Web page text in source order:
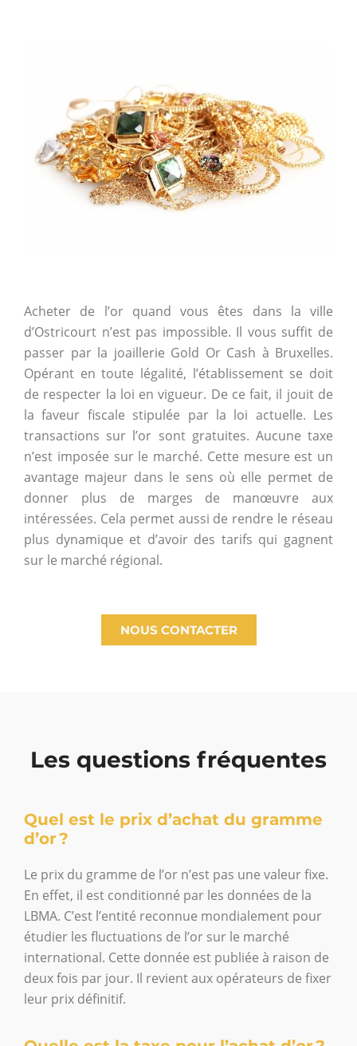
Acheter de l’or quand vous êtes dans la ville
d’Ostricourt n’est pas impossible. Il vous suffit de
passer par la joaillerie Gold Or Cash à Bruxelles.
Opérant en toute légalité, l’établissement se doit
de respecter la loi en vigueur. De ce fait, il jouit de
la faveur fiscale stipulée par la loi actuelle. Les
transactions sur l’or sont gratuites. Aucune taxe
n’est imposée sur le marché. Cette mesure est un
avantage majeur dans le sens où elle permet de
donner plus de marges de manœuvre aux
intéressées. Cela permet aussi de rendre le réseau
plus dynamique et d’avoir des tarifs qui gagnent
sur le marché régional.
NOUS CONTACTER
Les questions fréquentes
Quel est le prix d’achat du gramme
d’or ?
Le prix du gramme de l’or n’est pas une valeur fixe.
En effet, il est conditionné par les données de la
LBMA. C’est l’entité reconnue mondialement pour
étudier les fluctuations de l’or sur le marché
international. Cette donnée est publiée à raison de
deux fois par jour. Il revient aux opérateurs de fixer
leur prix définitif.